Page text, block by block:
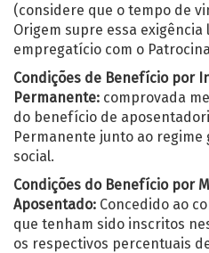
(considere que o tempo de
Origem supre essa
empregatício com o
Condições de Benefício por
Permanente: comprovada
do benefício de
Permanente junto ao regime
social.
Condições do Benefício por
Aposentado: Concedido ao
que tenham sido inscritos
os respectivos percentuais